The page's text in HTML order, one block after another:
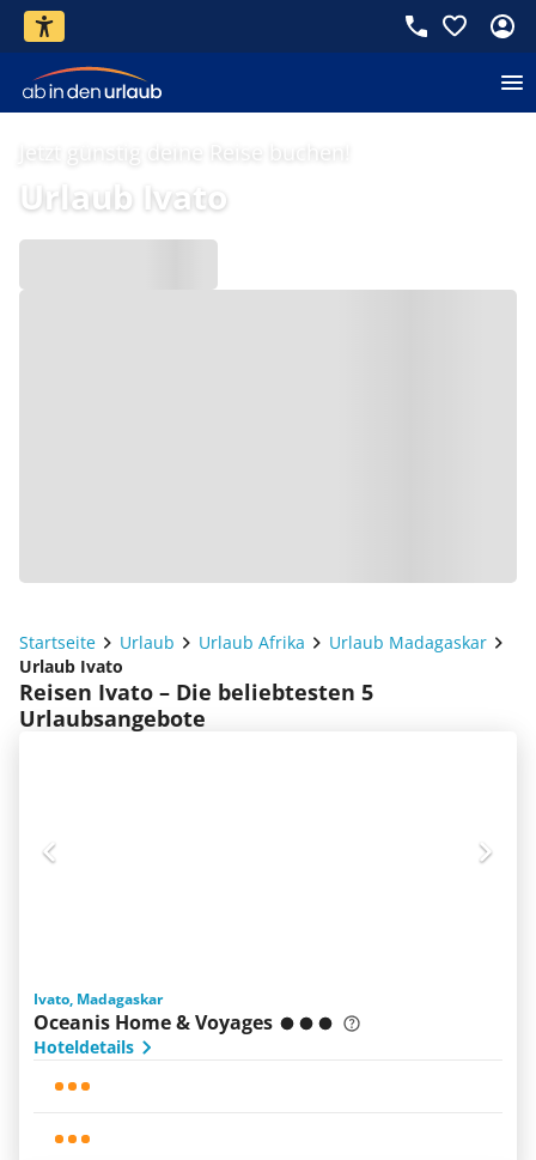
Jetzt günstig deine Reise buchen!
Urlaub Ivato
Startseite Urlaub Urlaub Afrika
Urlaub Madagaskar
Urlaub Ivato
Reisen Ivato – Die beliebtesten 5
Urlaubsangebote
Ivato, Madagaskar
Oceanis Home & Voyages
Hoteldetails